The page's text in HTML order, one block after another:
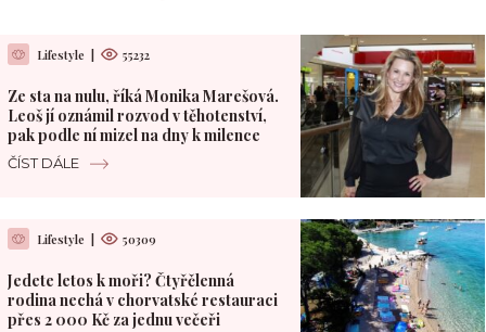
Lifestyle 55232
Ze sta na nulu, říká Monika Marešová.
Leoš jí oznámil rozvod v těhotenství,
pak podle ní mizel na dny k milence
ČÍST DÁLE
Lifestyle 50309
Jedete letos k moři? Čtyřčlenná
rodina nechá v chorvatské restauraci
přes 2 000 Kč za jednu večeři